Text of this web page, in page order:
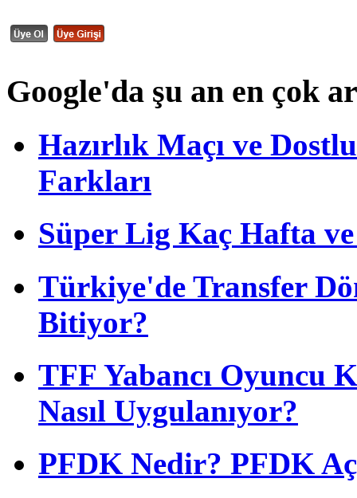
Google'da şu an en çok
Hazırlık Maçı ve
Farkları
Süper Lig Kaç Hafta
Türkiye'de Transfer
Bitiyor?
TFF Yabancı Oyuncu
Nasıl Uygulanıyor?
PFDK Nedir? PFDK